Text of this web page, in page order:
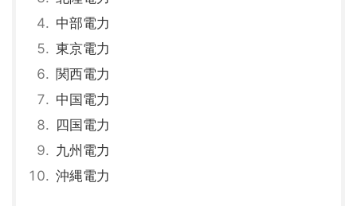
中部電力
東京電力
関西電力
中国電力
四国電力
九州電力
沖縄電力